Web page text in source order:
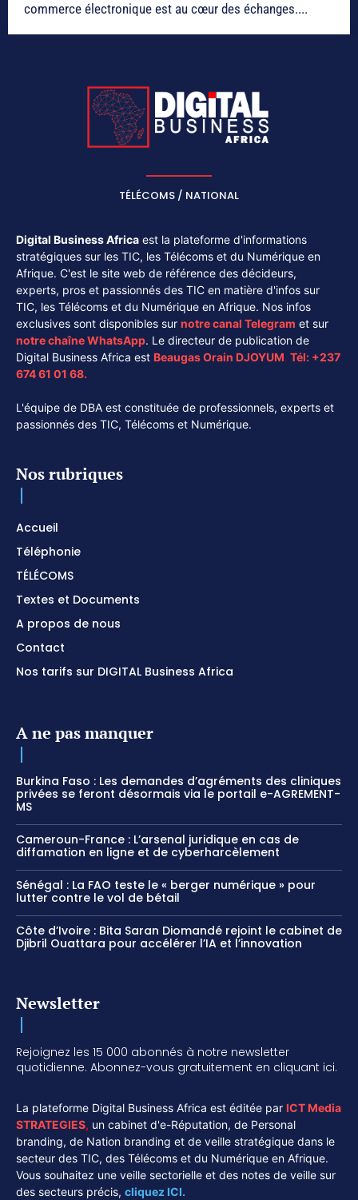
commerce électronique est au cœur des échanges....
TÉLÉCOMS / NATIONAL
Digital Business Africa est la plateforme d'informations
stratégiques sur les TIC, les Télécoms et du Numérique en
Afrique. C'est le site web de référence des décideurs,
experts, pros et passionnés des TIC en matière d'infos sur
TIC, les Télécoms et du Numérique en Afrique. Nos infos
exclusives sont disponibles sur notre canal Telegram et sur
notre chaîneWhatsApp. Le directeur de publication de
Digital Business Africa est Beaugas Orain DJOYUM. Tél: +237
674 61 01 68.
L'équipe de DBA est constituée de professionnels, experts et
passionnés des TIC, Télécoms et Numérique.
Nos rubriques
Accueil
Téléphonie
TÉLÉCOMS
Textes et Documents
A propos de nous
Contact
Nos tarifs sur DIGITAL Business Africa
A ne pas manquer
Burkina Faso : Les demandes d’agréments des cliniques
privées se feront désormais via le portail e-AGREMENT-
MS
Cameroun-France : L’arsenal juridique en cas de
diffamation en ligne et de cyberharcèlement
Sénégal : La FAO teste le « berger numérique » pour
lutter contre le vol de bétail
Côte d’Ivoire : Bita Saran Diomandé rejoint le cabinet de
Djibril Ouattara pour accélérer l’IA et l’innovation
Newsletter
Rejoignez les 15 000 abonnés à notre newsletter
quotidienne. Abonnez-vous gratuitement en cliquant ici.
La plateforme Digital Business Africa est éditée par ICT Media
STRATEGIES, un cabinet d'e-Réputation, de Personal
branding, de Nation branding et de veille stratégique dans le
secteur des TIC, des Télécoms et du Numérique en Afrique.
Vous souhaitez une veille sectorielle et des notes de veille sur
des secteurs précis, cliquez ICI.